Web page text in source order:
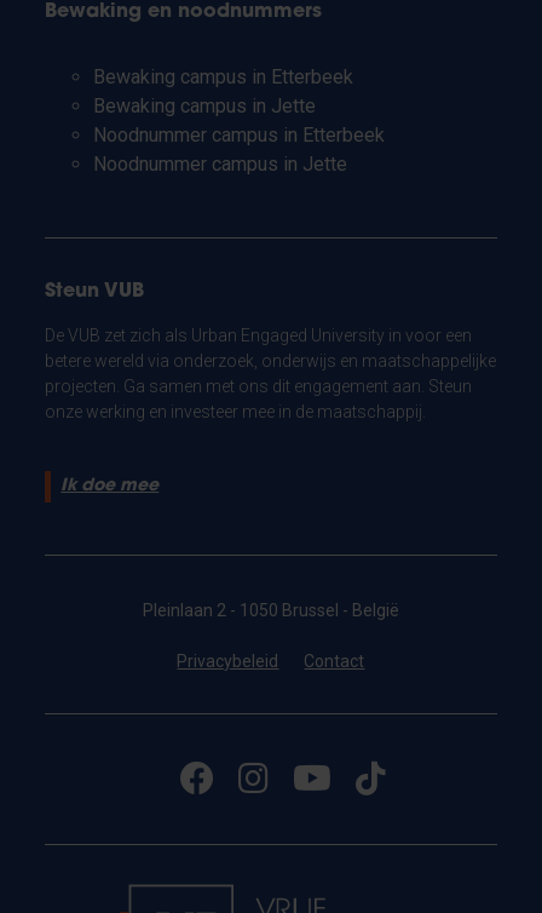
Bewaking en noodnummers
Bewaking campus in Etterbeek
Bewaking campus in Jette
Noodnummer campus in Etterbeek
Noodnummer campus in Jette
Steun VUB
De VUB zet zich als Urban Engaged University in voor een
betere wereld via onderzoek, onderwijs en maatschappelijke
projecten. Ga samen met ons dit engagement aan. Steun
onze werking en investeer mee in de maatschappij.
Ik doe mee
Pleinlaan 2 - 1050 Brussel - België
Privacybeleid Contact